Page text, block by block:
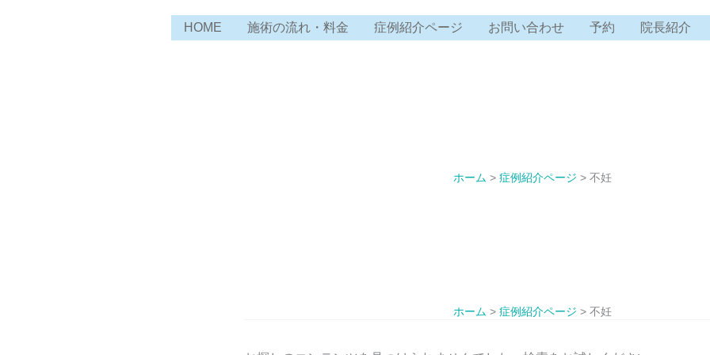
HOME 施術の流れ・料金 症例紹介ページ お問い合わせ 予約 院長紹介
ホーム 症例紹介ページ 不妊
ホーム 症例紹介ページ 不妊